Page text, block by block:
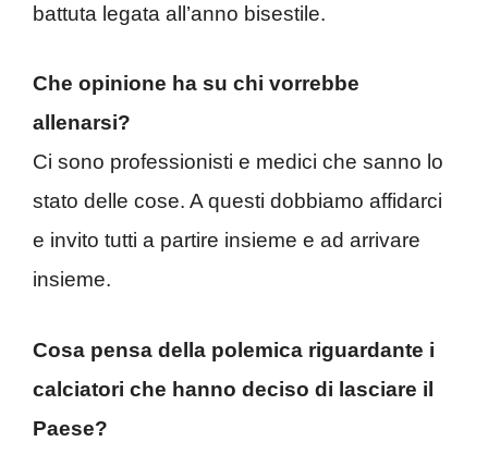
battuta legata all’anno bisestile.
Che opinione ha su chi vorrebbe
allenarsi?
Ci sono professionisti e medici che sanno lo
stato delle cose. A questi dobbiamo affidarci
e invito tutti a partire insieme e ad arrivare
insieme.
Cosa pensa della polemica riguardante i
calciatori che hanno deciso di lasciare il
Paese?